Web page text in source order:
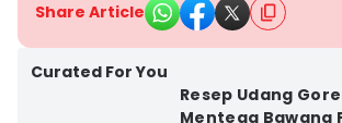
Share Article
Curated For You
Resep Udang
Mentega Bawang